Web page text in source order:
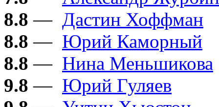
8.8 — Дастин Хоффман
8.8 — Юрий Каморный
8.8 — Нина Меньшикова
9.8 — Юрий Гуляев